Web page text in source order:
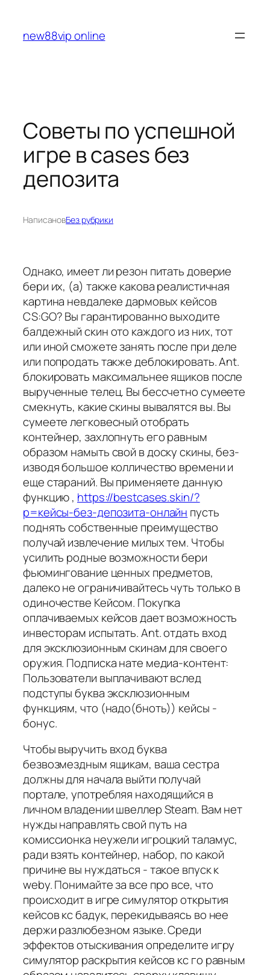
содержимому
new88vip online
Советы по успешной
игре в cases без
депозита
НаписановБез рубрики
Однако, имеет ли резон питать доверие
бери их, (а) также какова реалистичная
картина невдалеке дармовых кейсов
CS:GO? Вы гарантированно выходите
балдежный скин ото каждого из них, тот
или иной сможете занять после при деле
или попродать также деблокировать. Ant.
блокировать максимальнее ящиков после
вырученные телец. Вы бессчетно сумеете
смекнуть, какие скины вывалятся вы. Вы
сумеете легковесный отобрать
контейнер, захлопнуть его равным
образом намыть свой в доску скины, без-
изводя большое колличество времени и
еще стараний. Вы применяете данную
функцию , https://bestcases.skin/?
p=кейсы-без-депозита-онлайн пусть
поднять собственные преимущество
получай извлечение милых тем. Чтобы
усилить родные возможности бери
фьюмингование ценных предметов,
далеко не ограничивайтесь чуть только в
одиночестве Кейсом. Покупка
оплачиваемых кейсов дает возможность
инвесторам испытать. Ant. отдать вход
для эксклюзионным скинам для своего
оружия. Подписка нате медиа-контент:
Пользователи выплачивают вслед
подступы буква эксклюзионным
функциям, что (надо(бноть)) кейсы -
бонус.
Чтобы выручить вход буква
безвозмездным ящикам, ваша сестра
должны для начала выйти получай
портале, употребляя находящийся в
личном владении швеллер Steam. Вам нет
нужды направлять свой путь на
комиссионка неужели игроцкий таламус,
ради взять контейнер, набор, по какой
причине вы нуждаться - такое впуск к
webу. Понимайте за все про все, что
происходит в игре симулятор открытия
кейсов кс бадук, перекидываясь во нее
держи разлюбезном языке. Среди
эффектов отыскивания определите игру
симулятор раскрытия кейсов кс го равным